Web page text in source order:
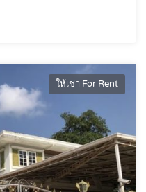
ให้เช่า For Rent